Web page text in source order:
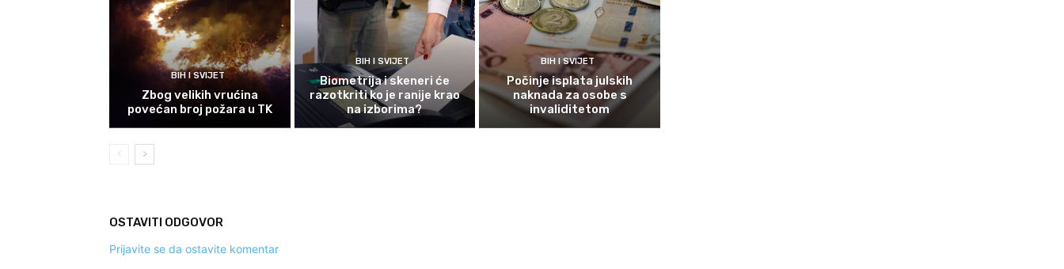
BIH I SVIJET
Zbog velikih vrućina
povećan broj požara u TK
BIH I SVIJET
Biometrija i skeneri će
razotkriti ko je ranije krao
na izborima?
BIH I SVIJET
Počinje isplata julskih
naknada za osobe s
invaliditetom
OSTAVITI ODGOVOR
Prijavite se da ostavite komentar